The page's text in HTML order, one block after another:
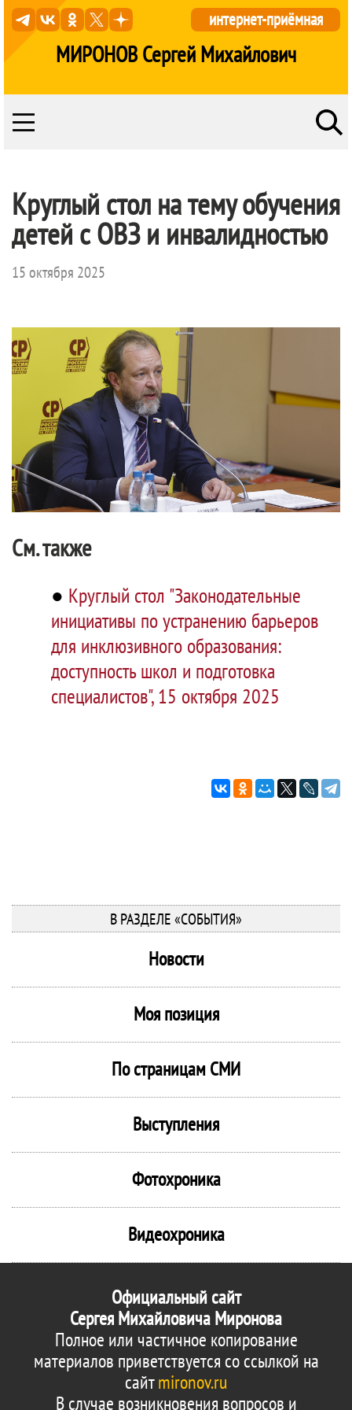
МИРОНОВ Сергей Михайлович
интернет-приёмная
Круглый стол на тему обучения
детей с ОВЗ и инвалидностью
15 октября 2025
См. также
● Круглый стол "Законодательные
инициативы по устранению барьеров
для инклюзивного образования:
доступность школ и подготовка
специалистов", 15 октября 2025
В РАЗДЕЛЕ «СОБЫТИЯ»
Новости
Моя позиция
По страницам СМИ
Выступления
Фотохроника
Видеохроника
Официальный сайт
Сергея Михайловича Миронова
Полное или частичное копирование
материалов приветствуется со ссылкой на
сайтmironov.ru
В случае возникновения вопросов и